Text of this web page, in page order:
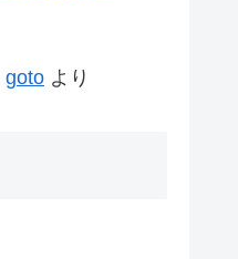
goto より